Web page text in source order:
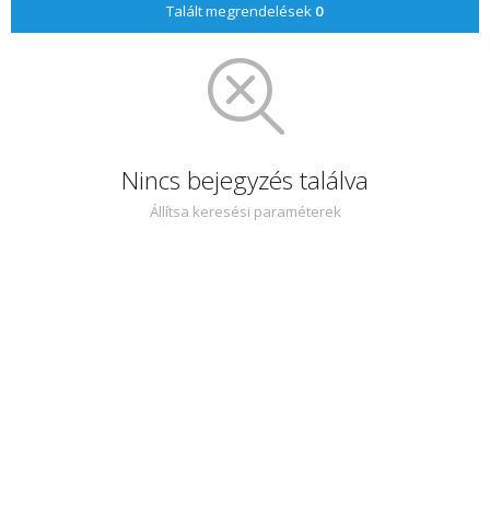
Talált megrendelések 0
Nincs bejegyzés találva
Állítsa keresési paraméterek